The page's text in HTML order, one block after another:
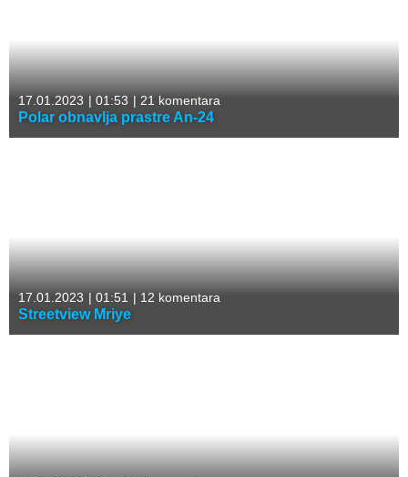
17.01.2023 | 01:53 | 21 komentara
Polar obnavlja prastre An-24
17.01.2023 | 01:51 | 12 komentara
Streetview Mriye